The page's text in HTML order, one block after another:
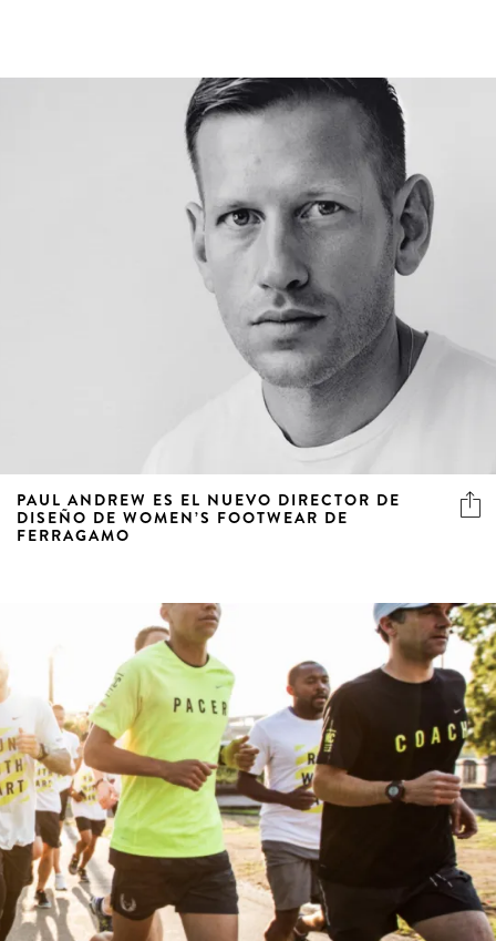
PAUL ANDREW ES EL NUEVO DIRECTOR DE
DISEÑO DE WOMEN’S FOOTWEAR DE
FERRAGAMO